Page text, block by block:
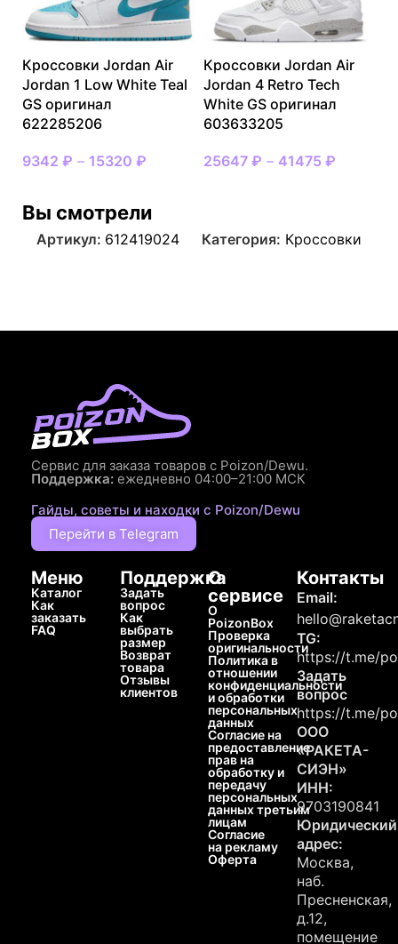
Кроссовки Jordan Air
Jordan 1 Low White Teal
GS оригинал
622285206
9342 ₽ – 15320 ₽
Кроссовки Jordan Air
Jordan 4 Retro Tech
White GS оригинал
603633205
25647 ₽ – 41475 ₽
Вы смотрели
Артикул: 612419024 Категория: Кроссовки
Сервис для заказа товаров с Poizon/Dewu.
Поддержка: ежедневно 04:00–21:00 МСК
Гайды, советы и находки с Poizon/Dewu
Перейти в Telegram
Меню
Каталог
Как
заказать
FAQ
Поддержка
Задать
вопрос
Как
выбрать
размер
Возврат
товара
Отзывы
клиентов
О
сервисе
О
PoizonBox
Проверка
оригинальности
Политика в
отношении
конфиденциальности
и обработки
персональных
данных
Согласие на
предоставление
прав на
обработку и
передачу
персональных
данных третьим
лицам
Согласие
на рекламу
Оферта
Контакты
Email:
TG:
https://t.me/
Задать
вопрос
https://t.me/
ООО
«РАКЕТА-
СИЭН»
ИНН:
9703190841
Юридический
адрес:
Москва,
наб.
Пресненская,
д.12,
помещение